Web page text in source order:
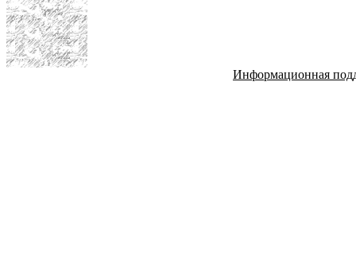
Информационная